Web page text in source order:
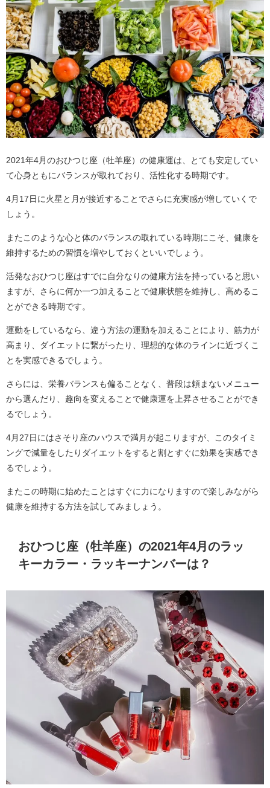
2021年4月のおひつじ座（牡羊座）の健康運は、とても安定してい
て心身ともにバランスが取れており、活性化する時期です。
4月17日に火星と月が接近することでさらに充実感が増していくで
しょう。
またこのような心と体のバランスの取れている時期にこそ、健康を
維持するための習慣を増やしておくといいでしょう。
活発なおひつじ座はすでに自分なりの健康方法を持っていると思い
ますが、さらに何か一つ加えることで健康状態を維持し、高めるこ
とができる時期です。
運動をしているなら、違う方法の運動を加えることにより、筋力が
高まり、ダイエットに繋がったり、理想的な体のラインに近づくこ
とを実感できるでしょう。
さらには、栄養バランスも偏ることなく、普段は頼まないメニュー
から選んだり、趣向を変えることで健康運を上昇させることができ
るでしょう。
4月27日にはさそり座のハウスで満月が起こりますが、このタイミ
ングで減量をしたりダイエットをすると割とすぐに効果を実感でき
るでしょう。
またこの時期に始めたことはすぐに力になりますので楽しみながら
健康を維持する方法を試してみましょう。
おひつじ座（牡羊座）の2021年4月のラッ
キーカラー・ラッキーナンバーは？